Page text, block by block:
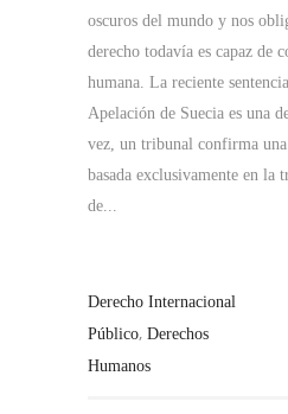
oscuros del mundo y nos
derecho todavía es capaz de
humana. La reciente
Apelación de Suecia es una
vez, un tribunal confirma
basada exclusivamente en la
de...
Derecho Internacional
Público, Derechos
Humanos